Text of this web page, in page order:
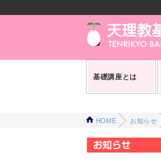
基礎講座とは
HOME お知らせ